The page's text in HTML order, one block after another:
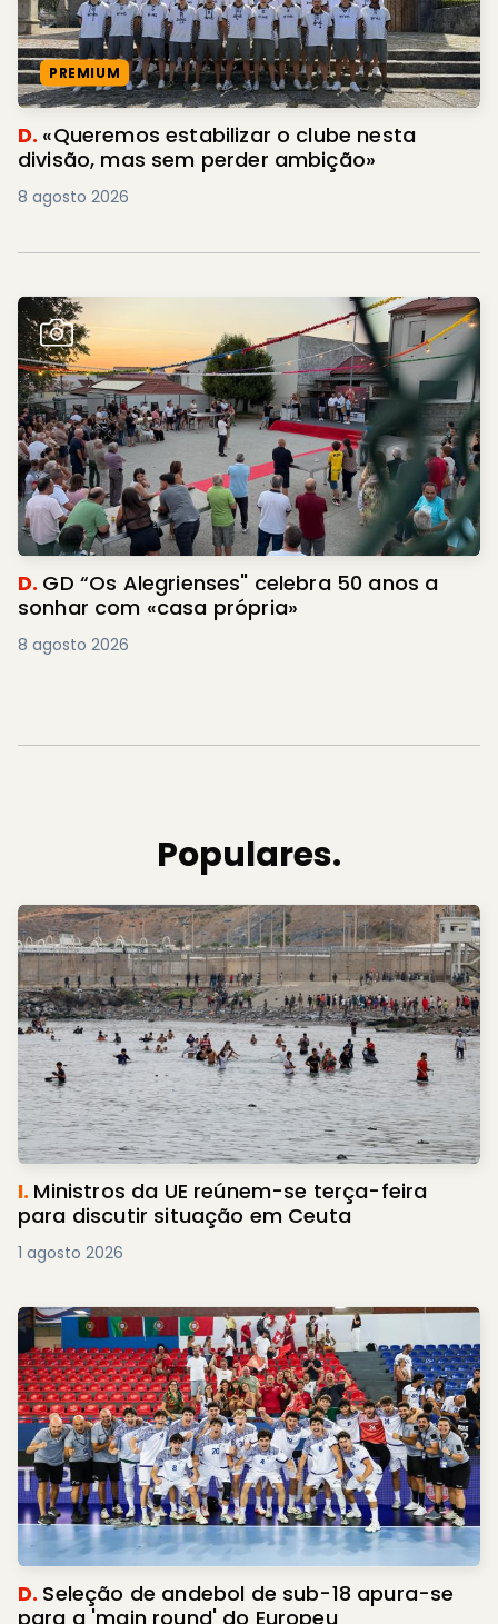
PREMIUM
D. «Queremos estabilizar o clube nesta
divisão, mas sem perder ambição»
8 agosto 2026
D. GD “Os Alegrienses" celebra 50 anos a
sonhar com «casa própria»
8 agosto 2026
Populares.
I. Ministros da UE reúnem-se terça-feira
para discutir situação em Ceuta
1 agosto 2026
D. Seleção de andebol de sub-18 apura-se
para a 'main round' do Europeu